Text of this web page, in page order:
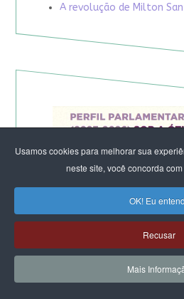
Usamos cookies para melhorar sua
neste site, você concorda
OK! Eu
Recusar
Mais
A revolução de Milton